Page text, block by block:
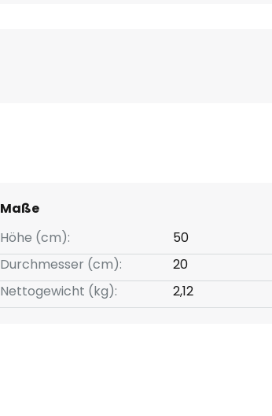
Maße
Höhe (cm):
50
Durchmesser (cm):
20
Nettogewicht (kg):
2,12